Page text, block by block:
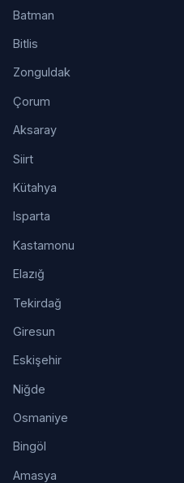
Batman
Bitlis
Zonguldak
Çorum
Aksaray
Siirt
Kütahya
Isparta
Kastamonu
Elazığ
Tekirdağ
Giresun
Eskişehir
Niğde
Osmaniye
Bingöl
Amasya